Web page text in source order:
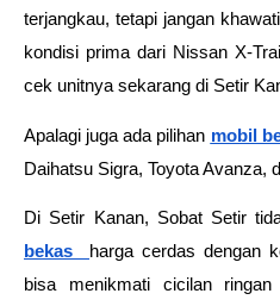
terjangkau, tetapi jangan
kondisi prima dari Nissan X-
cek unitnya sekarang di Setir
Apalagi juga ada pilihan mobil
Daihatsu Sigra, Toyota Avanza,
Di Setir Kanan, Sobat Setir
bekas
harga cerdas dengan
bisa menikmati cicilan